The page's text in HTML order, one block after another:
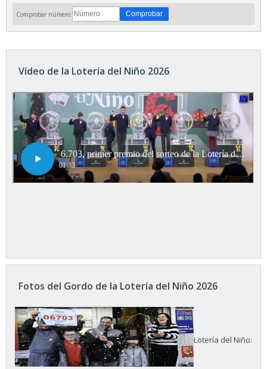
Comprobar número:
Vídeo de la Lotería del Niño 2026
Fotos del Gordo de la Lotería del Niño 2026
Lotería del Niño: